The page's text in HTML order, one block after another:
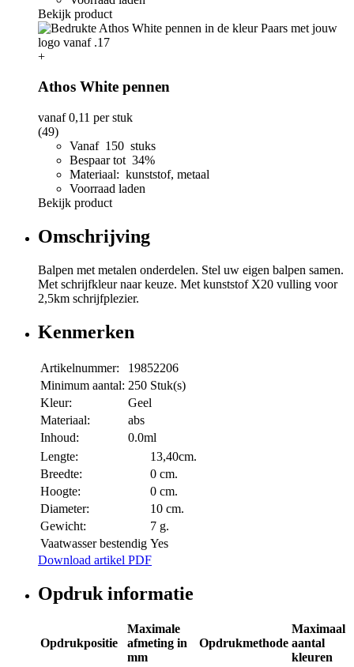
Bekijk product
+
Athos White pennen
vanaf0,11 per stuk
(49)
Vanaf 150 stuks
Bespaar tot 34%
Materiaal: kunststof, metaal
Voorraad laden
Bekijk product
Omschrijving
Balpen met metalen onderdelen. Stel uw eigen balpen samen.
Met schrijfkleur naar keuze. Met kunststof X20 vulling voor
2,5km schrijfplezier.
Kenmerken
Artikelnummer:
19852206
Minimum aantal: 250 Stuk(s)
Kleur:
Geel
Materiaal:
abs
Inhoud:
0.0ml
Lengte:
13,40cm.
Breedte:
0 cm.
Hoogte:
0 cm.
Diameter:
10 cm.
Gewicht:
7 g.
Vaatwasser bestendig Yes
Download artikel PDF
Opdruk informatie
Opdrukpositie
Maximale
afmeting in
mm
Opdrukmethode
Maximaal
aantal
kleuren